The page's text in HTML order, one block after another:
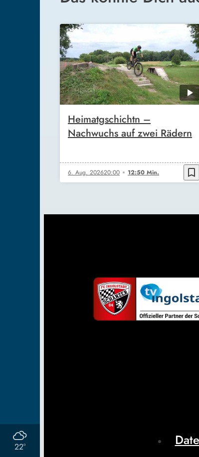
22°
Heimatgschichtn –
Nachwuchs auf zwei Rädern
6. Aug. 202620:00 12:50 Min. bookmark_border